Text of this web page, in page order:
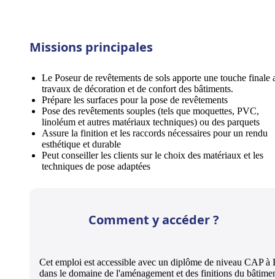
Missions principales
Le Poseur de revêtements de sols apporte une touche finale
travaux de décoration et de confort des bâtiments.
Prépare les surfaces pour la pose de revêtements
Pose des revêtements souples (tels que moquettes, PVC,
linoléum et autres matériaux techniques) ou des parquets
Assure la finition et les raccords nécessaires pour un rendu
esthétique et durable
Peut conseiller les clients sur le choix des matériaux et les
techniques de pose adaptées
Comment y accéder ?
Cet emploi est accessible avec un diplôme de niveau CAP à
dans le domaine de l'aménagement et des finitions du